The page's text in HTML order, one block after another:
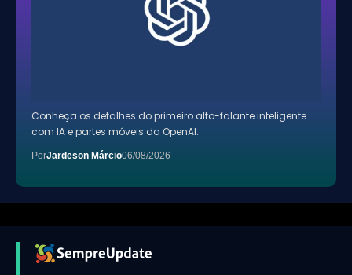
Conheça os detalhes do primeiro alto-falante inteligente
com IA e partes móveis da OpenAI.
PorJardeson Márcio06/08/2026